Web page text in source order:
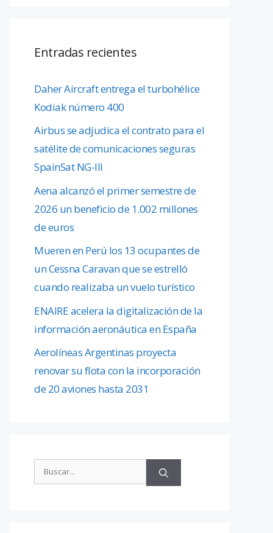
Entradas recientes
Daher Aircraft entrega el turbohélice
Kodiak número 400
Airbus se adjudica el contrato para el
satélite de comunicaciones seguras
SpainSat NG-III
Aena alcanzó el primer semestre de
2026 un beneficio de 1.002 millones
de euros
Mueren en Perú los 13 ocupantes de
un Cessna Caravan que se estrelló
cuando realizaba un vuelo turístico
ENAIRE acelera la digitalización de la
información aeronáutica en España
Aerolíneas Argentinas proyecta
renovar su flota con la incorporación
de 20 aviones hasta 2031